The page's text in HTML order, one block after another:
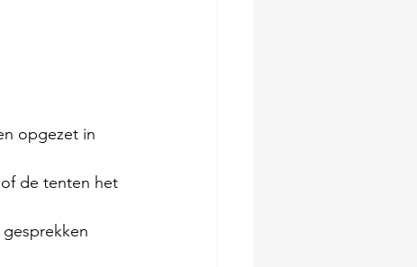
opgezet in
de tenten het